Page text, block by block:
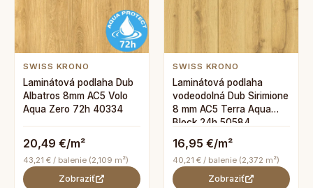
SWISS KRONO
Laminátová podlaha Dub
Albatros 8mm AC5 Volo
Aqua Zero 72h 40334
20,49 €/m²
43,21 € / balenie (2,109 m²)
Zobraziť
SWISS KRONO
Laminátová podlaha
vodeodolná Dub Sirimione
8 mm AC5 Terra Aqua
Block 24h 50584
16,95 €/m²
40,21 € / balenie (2,372 m²)
Zobraziť